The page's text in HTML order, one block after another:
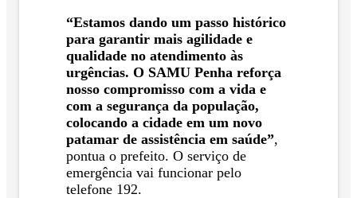
“Estamos dando um passo histórico
para garantir mais agilidade e
qualidade no atendimento às
urgências. O SAMU Penha reforça
nosso compromisso com a vida e
com a segurança da população,
colocando a cidade em um novo
patamar de assistência em saúde”,
pontua o prefeito. O serviço de
emergência vai funcionar pelo
telefone 192.